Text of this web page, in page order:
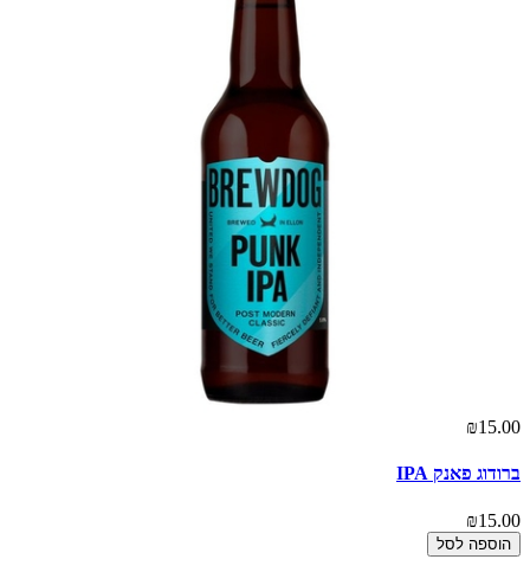
₪15.00
ברודוג פאנק IPA
₪15.00
הוספה לסל